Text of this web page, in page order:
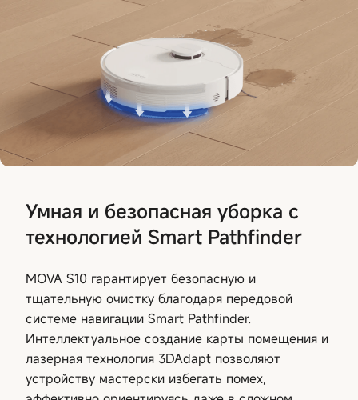
Умная и безопасная уборка с
технологией Smart Pathfinder
MOVA S10 гарантирует безопасную и
тщательную очистку благодаря передовой
системе навигации Smart Pathfinder.
Интеллектуальное создание карты помещения и
лазерная технология 3DAdapt позволяют
устройству мастерски избегать помех,